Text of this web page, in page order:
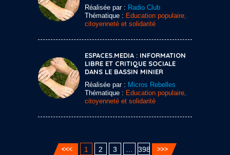
Réalisée par : Radio Club
Thématique : Education populaire,
citoyenneté et solidarité
ESPACES.MEDIA : INFORMATION
LIBRE ET CRITIQUE SOCIALE
DANS LE BASSIN MINIER
Réalisée par : Micros Rebelles
Thématique : Education populaire,
citoyenneté et solidarité
1 2 3 398